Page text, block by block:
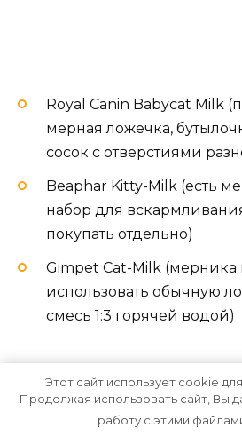
Royal Canin Babycat Milk
мерная ложечка,
сосок с отверстиями
Beaphar Kitty-Milk (есть
набор для
покупать отдельно)
Gimpet Cat-Milk (мерника
использовать обычную
смесь 1:3 горячей водой)
Этот сайт использует cookie
Продолжая использовать сайт, Вы
работу с этими